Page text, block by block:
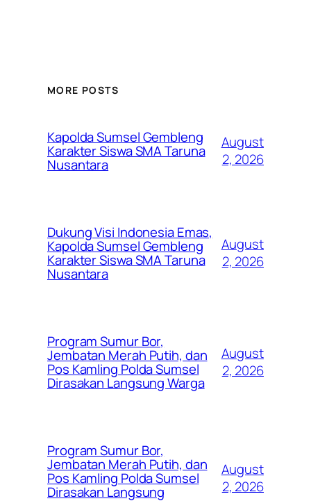
MORE POSTS
Kapolda Sumsel Gembleng
Karakter Siswa SMA Taruna
Nusantara
August
2, 2026
Dukung Visi Indonesia Emas,
Kapolda Sumsel Gembleng
Karakter Siswa SMA Taruna
Nusantara
August
2, 2026
Program Sumur Bor,
Jembatan Merah Putih, dan
Pos Kamling Polda Sumsel
Dirasakan Langsung Warga
August
2, 2026
Program Sumur Bor,
Jembatan Merah Putih, dan
Pos Kamling Polda Sumsel
Dirasakan Langsung
August
2, 2026